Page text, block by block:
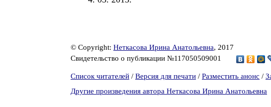
© Copyright: Неткасова Ирина Анатольевна, 2017
Свидетельство о публикации №117050509001
Список читателей / Версия для печати / Разместить анонс /
Другие произведения автора Неткасова Ирина Анатольевна